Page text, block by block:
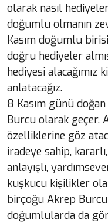
olarak nasıl
doğumlu olmanın
Kasım doğumlu
doğru hediyeler
hediyesi
anlatacağız.
8 Kasım günü
Burcu olarak geçer.
özelliklerine göz
iradeye sahip,
anlayışlı,
kuşkucu kişilikler
birçoğu Akrep
doğumlularda da